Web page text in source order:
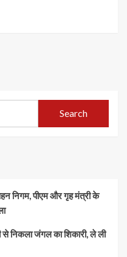
Search
निगम, पीएम और गृह मंत्री के
निकला जंगल का शिकारी, ले ली